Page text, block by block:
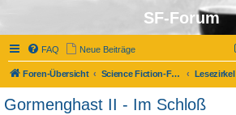
SF-Forum
FAQ Neue Beiträge
Foren-Übersicht Science Fiction-Forum Lesezirkel
Gormenghast II - Im Schloß